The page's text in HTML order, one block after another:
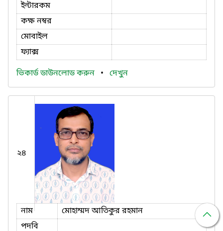
ইন্টারকম
কক্ষ নম্বর
মোবাইল
ফ্যাক্স
ভিকার্ড ডাউনলোড করুন • দেখুন
২৪
নাম
মোহাম্মদ আতিকুর রহমান
পদবি